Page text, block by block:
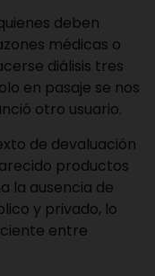
deben
médicas o
diálisis tres
en pasaje se nos
otro usuario.
de devaluación
productos
la ausencia de
y privado, lo
entre